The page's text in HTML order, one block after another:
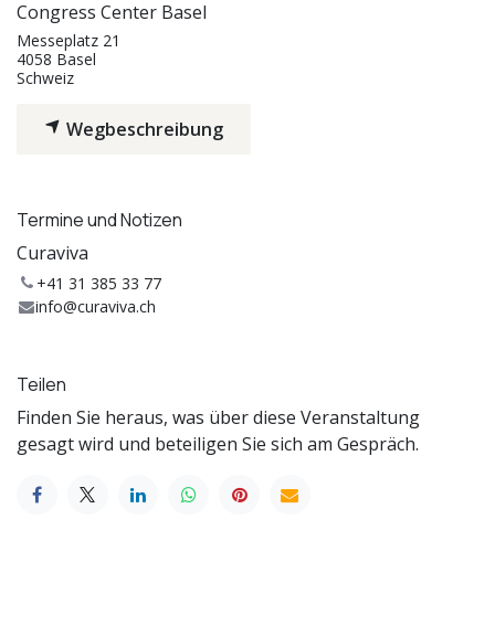
Congress Center Basel
Messeplatz 21
4058 Basel
Schweiz
Wegbeschreibung
Termine und Notizen
Curaviva
+41 31 385 33 77
info@curaviva.ch
Teilen
Finden Sie heraus, was über diese Veranstaltung
gesagt wird und beteiligen Sie sich am Gespräch.